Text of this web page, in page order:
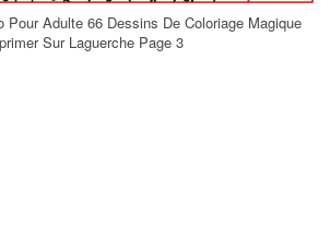
Pour Adulte 66 Dessins De Coloriage Magique
Sur Laguerche Page 3